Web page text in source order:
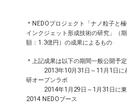
＊NEDOプロジェクト「ナノ粒子と
インクジェット形成技術の研究」（
額：1.3億円）の成果によるもの
＊上記成果は以下の期間一般公開予定
2013年10月31日～11月1日に産
研オープンラボ
2014年1月29日～1月31日に東
2014 NEDOブース